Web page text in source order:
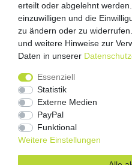
Impressum
erteilt oder abgelehnt
einzuwilligen und die
zu ändern oder zu
und weitere Hinweise zur
Daten in unserer
Essenziell
Statistik
Externe Medien
PayPal
Funktional
Weitere Einstellungen